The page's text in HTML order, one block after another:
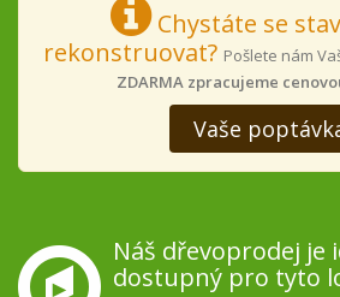
Chystáte se
rekonstruovat? Pošlete nám
ZDARMA zpracujeme
Vaše
Náš dřevoprodej je
dostupný pro tyto